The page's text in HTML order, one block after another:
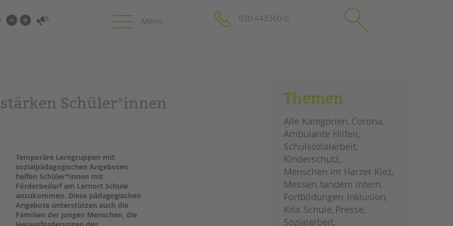
schoolcoach BTL
tandem international
Impressum
Datenschutz
Hinweisgebersystem
Intranet
schließen
030 443360-0
Suchen
Schüler*innen
Temporäre Lerngruppen mit
sozialpädagogischen Angeboten
helfen Schüler*innen mit
Förderbedarf am Lernort Schule
anzukommen. Diese pädagogischen
Angebote unterstützen auch die
Familien der jungen Menschen, die
Themen
Alle Kategorien Corona
Ambulante Hilfen
Schulsozialarbeit
Kinderschutz
Menschen im Harzer Kiez
Messen tandem intern
Fortbildungen Inklusion
Kita Schule Presse
Sozialarbeit